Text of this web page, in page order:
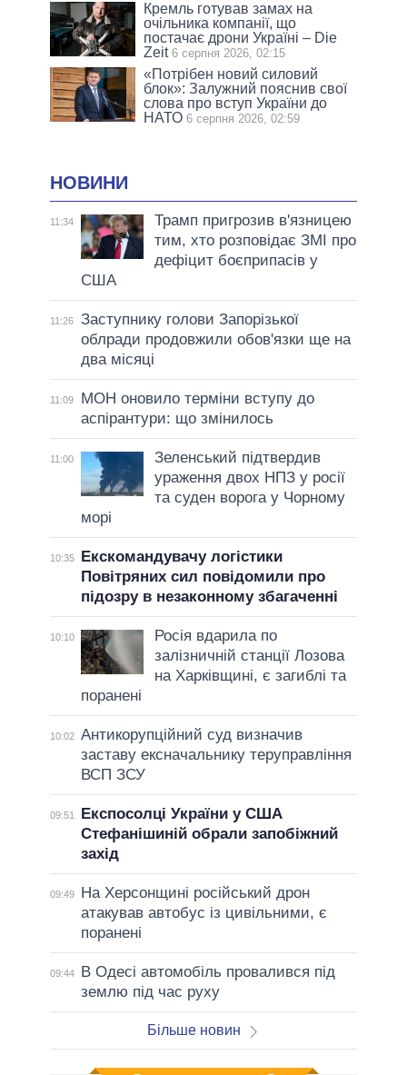
Кремль готував замах на
очільника компанії, що
постачає дрони Україні – Die
Zeit 6 серпня 2026, 02:15
«Потрібен новий силовий
блок»: Залужний пояснив свої
слова про вступ України до
НАТО 6 серпня 2026, 02:59
НОВИНИ
11:34
Трамп пригрозив в'язницею
тим, хто розповідає ЗМІ про
дефіцит боєприпасів у
США
11:26
Заступнику голови Запорізької
облради продовжили обов'язки ще на
два місяці
11:09
МОН оновило терміни вступу до
аспірантури: що змінилось
11:00
Зеленський підтвердив
ураження двох НПЗ у росії
та суден ворога у Чорному
морі
10:35
Екскомандувачу логістики
Повітряних сил повідомили про
підозру в незаконному збагаченні
10:10
Росія вдарила по
залізничній станції Лозова
на Харківщині, є загиблі та
поранені
10:02 Антикорупційний суд визначив
заставу ексначальнику теруправління
ВСП ЗСУ
09:51
Експосолці України у США
Стефанішиній обрали запобіжний
захід
09:49
На Херсонщині російський дрон
атакував автобус із цивільними, є
поранені
09:44
В Одесі автомобіль провалився під
землю під час руху
Більше новин